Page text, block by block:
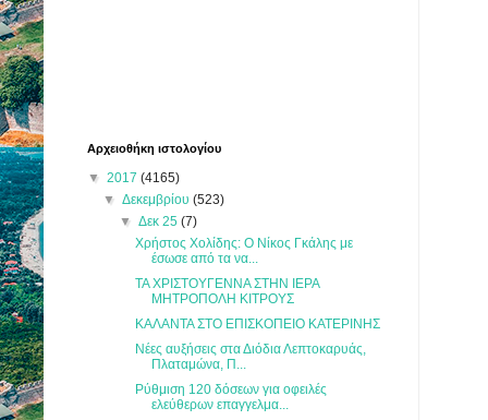
Αρχειοθήκη ιστολογίου
▼ 2017 (4165)
▼Δεκεμβρίου(523)
▼ Δεκ 25 (7)
Χρήστος Χολίδης: Ο Νίκος Γκάλης με
έσωσε από τα να...
ΤΑ ΧΡΙΣΤΟΥΓΕΝΝΑ ΣΤΗΝ ΙΕΡΑ
ΜΗΤΡΟΠΟΛΗ ΚΙΤΡΟΥΣ
ΚΑΛΑΝΤΑ ΣΤΟ ΕΠΙΣΚΟΠΕΙΟ ΚΑΤΕΡΙΝΗΣ
Νέες αυξήσεις στα Διόδια Λεπτοκαρυάς,
Πλαταμώνα, Π...
Ρύθμιση 120 δόσεων για οφειλές
ελεύθερων επαγγελμα...